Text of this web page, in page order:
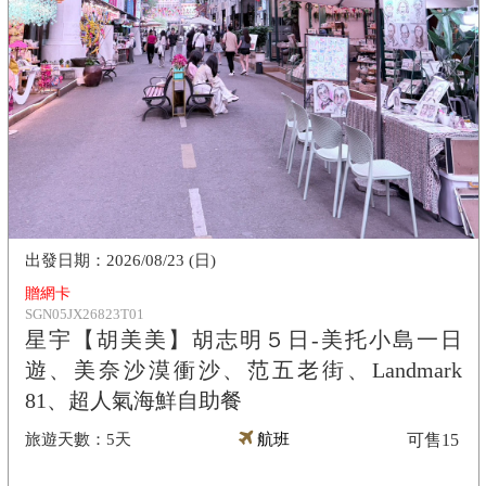
贈網卡
SGN05JX26823T01
星宇【胡美美】胡志明５日-美托小島一日
遊、美奈沙漠衝沙、范五老街、Landmark
81、超人氣海鮮自助餐
5天
2026/08/23 (日)
航班 可售15